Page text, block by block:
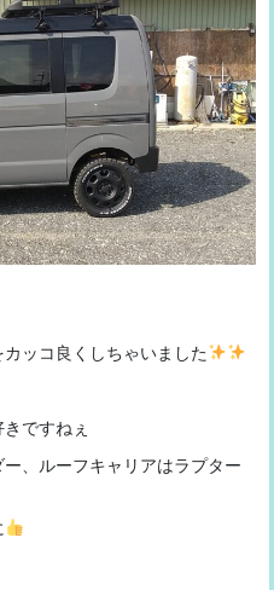
ッコ良くしちゃいました
ですねぇ
、ルーフキャリアはラプター